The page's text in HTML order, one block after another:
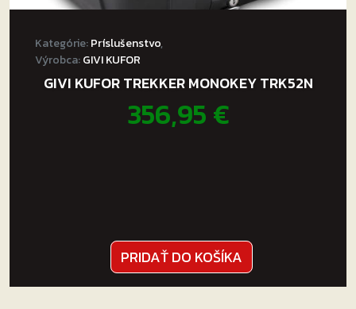
Kategórie:Príslušenstvo,
Výrobca:GIVI KUFOR
GIVI KUFOR TREKKER MONOKEY TRK52N
356,95€
PRIDAŤ DO KOŠÍKA